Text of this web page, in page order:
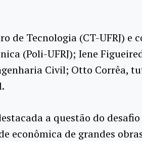
Tecnologia (CT-UFRJ) e
(Poli-UFRJ); Iene
Civil; Otto Corrêa,
a questão do
econômica de grandes